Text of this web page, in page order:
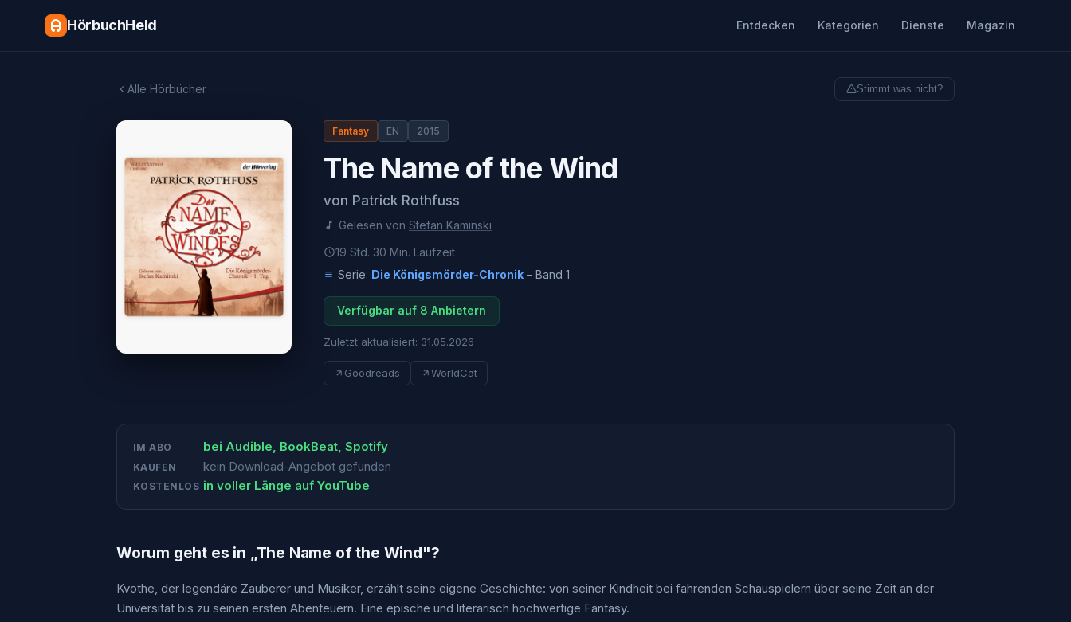
HörbuchHeld Entdecken Kategorien Dienste Magazin
Alle Hörbücher Stimmt was nicht?
Fantasy EN 2015
The Name of the Wind
von Patrick Rothfuss
Gelesen von Stefan Kaminski
19 Std. 30 Min. Laufzeit
Serie: Die Königsmörder-Chronik – Band 1
Verfügbar auf 8 Anbietern
Zuletzt aktualisiert: 31.05.2026
Goodreads WorldCat
IM ABO bei Audible, BookBeat, Spotify
KAUFEN kein Download-Angebot gefunden
KOSTENLOS in voller Länge auf YouTube
Worum geht es in „The Name of the Wind"?
Kvothe, der legendäre Zauberer und Musiker, erzählt seine eigene Geschichte: von seiner Kindheit bei fahrenden Schauspielern über seine Zeit an der
Universität bis zu seinen ersten Abenteuern. Eine epische und literarisch hochwertige Fantasy.